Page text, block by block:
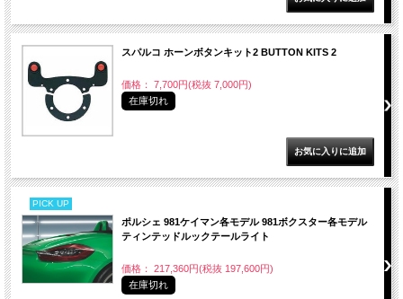
スパルコ ホーンボタンキット2 BUTTON KITS 2
価格： 7,700円(税抜 7,000円)
在庫切れ
PICK UP
ポルシェ 981ケイマン各モデル 981ボクスター各モデル
ティンテッドルックテールライト
価格： 217,360円(税抜 197,600円)
在庫切れ